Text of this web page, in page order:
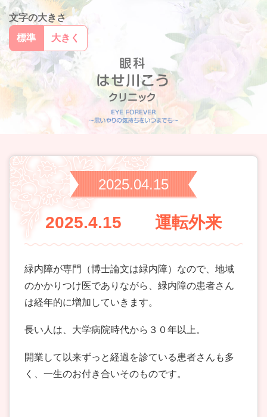
文字の大きさ
標準
大きく
2025.04.15
2025.4.15 運転外来
緑内障が専門（博士論文は緑内障）なので、地域
のかかりつけ医でありながら、緑内障の患者さん
は経年的に増加していきます。
長い人は、大学病院時代から３０年以上。
開業して以来ずっと経過を診ている患者さんも多
く、一生のお付き合いそのものです。